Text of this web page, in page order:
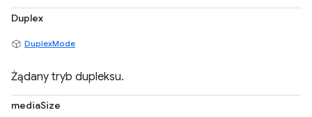
Duplex
DuplexMode
Żądany tryb dupleksu.
mediaSize